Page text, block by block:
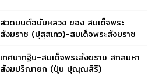
สวดมนต์ฉบับหลวง ของ สมเด็จพระ
สังฆราช (ปุสฺสเทว)-สมเด็จพระสังฆราช
เทศนากฐิน-สมเด็จพระสังฆราช สกลมหา
สังฆปริณายก (ปุ่น ปุณฺณสิริ)